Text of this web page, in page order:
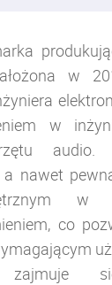
w
w
audio.
nawet
w
co